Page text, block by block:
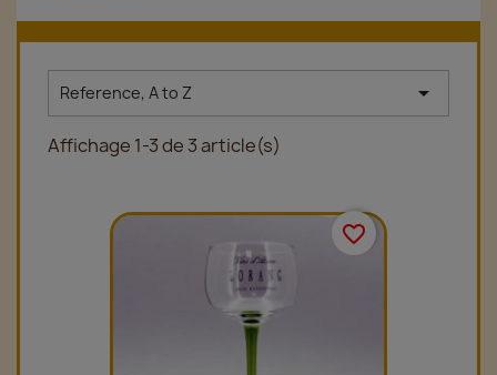
Reference, A to Z 
Affichage 1-3 de 3 article(s)
favorite_border